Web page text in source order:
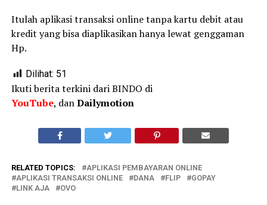
Itulah aplikasi transaksi online tanpa kartu debit atau
kredit yang bisa diaplikasikan hanya lewat genggaman
Hp.
Dilihat: 51
Ikuti berita terkini dari BINDO di
YouTube, danDailymotion
RELATED TOPICS:
APLIKASI PEMBAYARAN ONLINE
APLIKASI TRANSAKSI ONLINE
DANA FLIP
GOPAY
LINK AJA
OVO